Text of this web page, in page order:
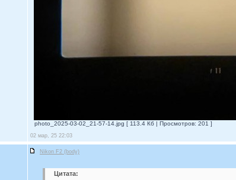
photo_2025-03-02_21-57-14.jpg [ 113.4 Кб | Просмотров: 201 ]
02 мар, 25 22:03
Nikon F2 (body)
Цитата: